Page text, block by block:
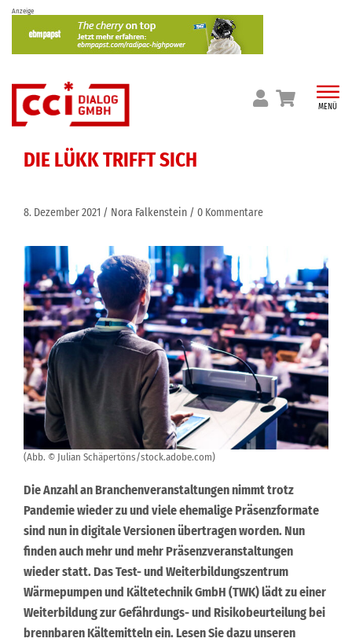
Skip
content
Anzeige
MENÜ
DIE LÜKK TRIFFT SICH
8. Dezember 2021 Nora Falkenstein 0 Kommentare
(Abb. © Julian Schäpertöns/stock.adobe.com)
Die Anzahl an Branchenveranstaltungen nimmt trotz
Pandemie wieder zu und viele ehemalige Präsenzformate
sind nun in digitale Versionen übertragen worden. Nun
finden auch mehr und mehr Präsenzveranstaltungen
wieder statt. Das Test- und Weiterbildungszentrum
Wärmepumpen und Kältetechnik GmbH (TWK) lädt zu einer
Weiterbildung zur Gefährdungs- und Risikobeurteilung bei
brennbaren Kältemitteln ein. Lesen Sie dazu unseren